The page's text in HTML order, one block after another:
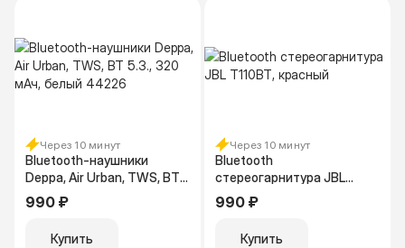
Через 10 минут
Bluetooth-наушники
Deppa, Air Urban, TWS, BT
5.3., 320 мАч, белый 44226
990 ₽
Купить
Через 10 минут
Bluetooth
стереогарнитура JBL
T110BT, красный
990 ₽
Купить